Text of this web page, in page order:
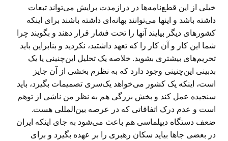
خیلی از این قطع‌نامه‌ها در درازمدت برایش می‌تواند تبعات
داشته باشد و اینها می‌توانند بهانه‌ای داشته باشند برای اینکه
کشورهای دیگر بیایند آنها را تحت فشار قرار دهند و بگویند چرا
شما این کار و آن کار را که تعهد داشتید، نکردید و بنابراین باید
تحریم‌های بیشتری بشوید. خلاصه یک تحلیل این‌چنینی یا یک
بدبینی این‌چنینی وجود دارد که به نظرم بخشی از آن جایز
است، اینکه یک کشور می‌خواهد یک‌سری تصمیمات بگیرد، باید
سنجیده عمل کند و بخش بزرگی هم به نظر من ناشی از توهم
است و عدم درک اتفاقاتی که در عرصه بین‌المللی هست.
ضعف دستگاه‌ دیپلماسی هم باعث می‌شود به جای اینکه ایران
در بعضی جاها بیاید سکان رهبری را بر عهده بگیرد و برای